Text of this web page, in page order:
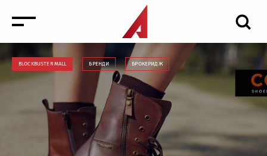
BLOCKBUSTER MALL БРЕНДИ БРОКЕРИДЖ